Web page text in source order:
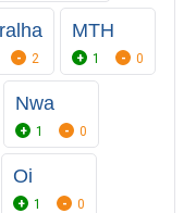
2
MTH
1 0
Nwa
1 0
Oi
1 0